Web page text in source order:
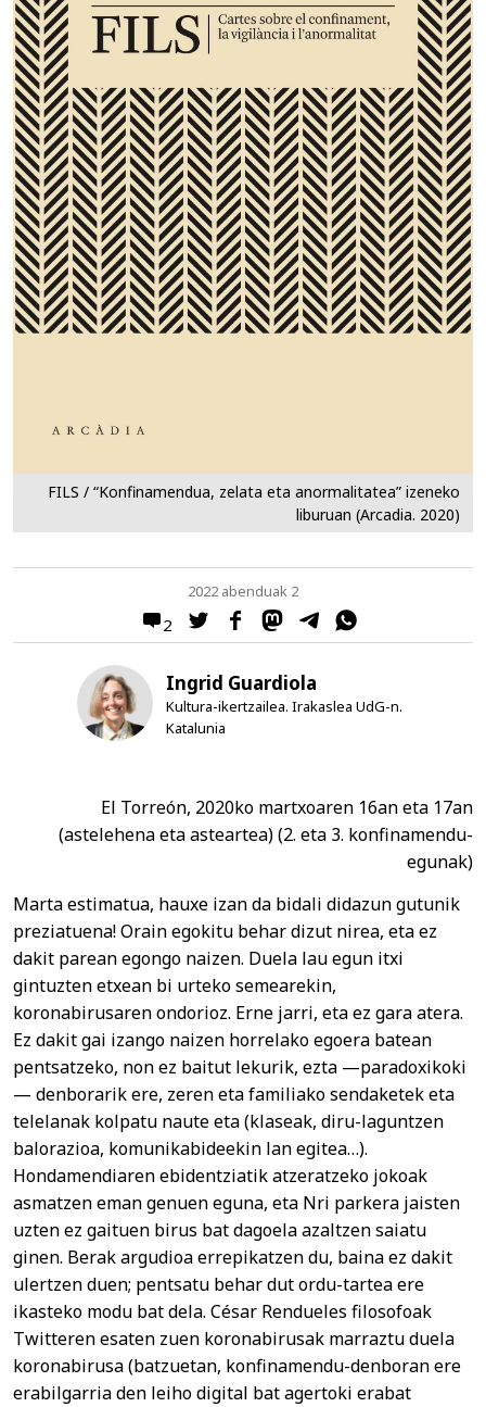
FILS / “Konfinamendua, zelata eta anormalitatea” izeneko
liburuan (Arcadia. 2020)
2
2022 abenduak 2
Ingrid Guardiola
Kultura-ikertzailea. Irakaslea UdG-n.
Katalunia
El Torreón, 2020ko martxoaren 16an eta 17an
(astelehena eta asteartea) (2. eta 3. konfinamendu-
egunak)
Marta estimatua, hauxe izan da bidali didazun gutunik
preziatuena! Orain egokitu behar dizut nirea, eta ez
dakit parean egongo naizen. Duela lau egun itxi
gintuzten etxean bi urteko semearekin,
koronabirusaren ondorioz. Erne jarri, eta ez gara atera.
Ez dakit gai izango naizen horrelako egoera batean
pentsatzeko, non ez baitut lekurik, ezta —paradoxikoki
— denborarik ere, zeren eta familiako sendaketek eta
telelanak kolpatu naute eta (klaseak, diru-laguntzen
balorazioa, komunikabideekin lan egitea…).
Hondamendiaren ebidentziatik atzeratzeko jokoak
asmatzen eman genuen eguna, eta Nri parkera jaisten
uzten ez gaituen birus bat dagoela azaltzen saiatu
ginen. Berak argudioa errepikatzen du, baina ez dakit
ulertzen duen; pentsatu behar dut ordu-tartea ere
ikasteko modu bat dela. César Rendueles filosofoak
Twitteren esaten zuen koronabirusak marraztu duela
koronabirusa (batzuetan, konfinamendu-denboran ere
erabilgarria den leiho digital bat agertoki erabat